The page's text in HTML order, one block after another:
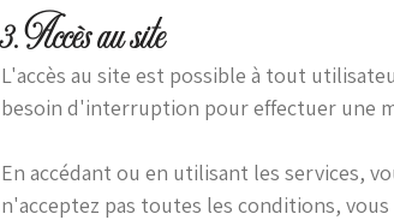
3. Accès au site
L'accès au site est possible à tout
besoin d'interruption pour effectuer une
En accédant ou en utilisant les services,
n'acceptez pas toutes les conditions,